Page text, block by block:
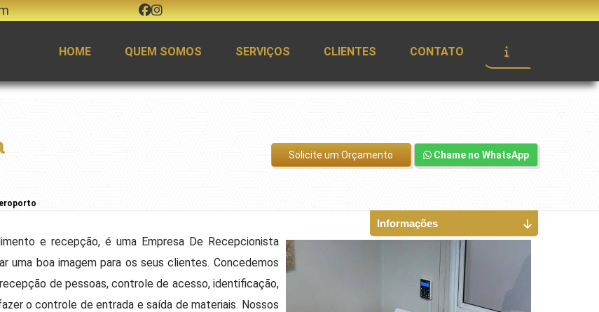
HOME QUEM SOMOS SERVIÇOS CLIENTES CONTATO
Solicite um Orçamento Chame no WhatsApp
e recepção, é uma Empresa De Recepcionista
uma boa imagem para os seus clientes. Concedemos
de pessoas, controle de acesso, identificação,
o controle de entrada e saída de materiais. Nossos
Informações